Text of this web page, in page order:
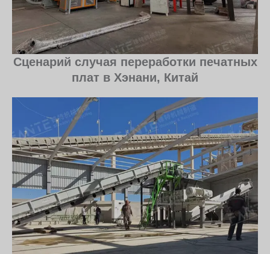
Сценарий случая переработки печатных
плат в Хэнани, Китай